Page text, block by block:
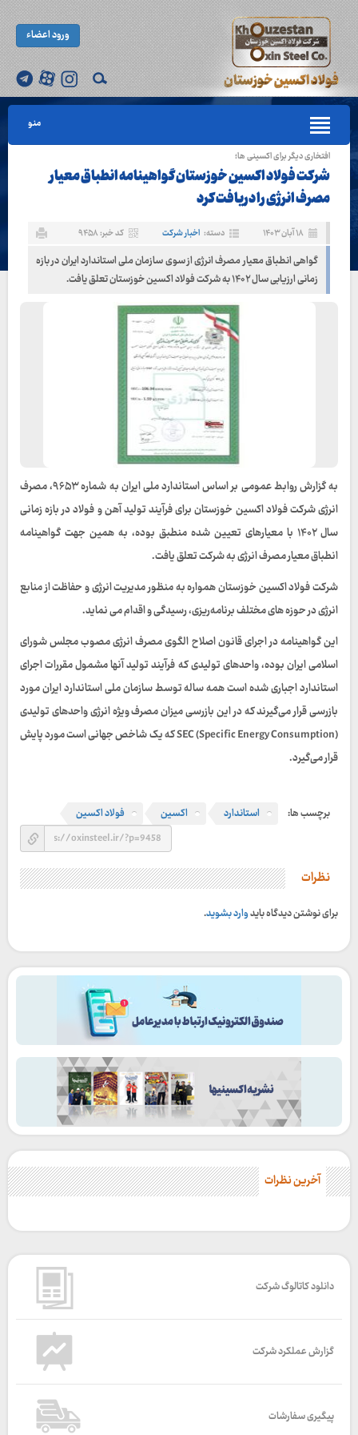
ورود اعضاء
منو
افتخاری دیگر برای اکسینی ها؛
شرکت فولاد اکسین خوزستان گواهینامه انطباق معیار
مصرف انرژی را دریافت کرد
۱۸ آبان ۱۴۰۳ دسته: اخبار شرکت کد خبر: ۹۴۵۸
گواهی انطباق معیار مصرف انرژی از سوی سازمان ملی استاندارد ایران در بازه
زمانی ارزیابی سال ۱۴۰۲ به شرکت فولاد اکسین خوزستان تعلق یافت.
به گزارش روابط عمومی بر اساس استاندارد ملی ایران به شماره ۹۶۵۳، مصرف
انرژی شرکت فولاد اکسین خوزستان برای فرآیند تولید آهن و فولاد در بازه زمانی
سال ۱۴۰۲ با معیارهای تعیین شده منطبق بوده، به همین جهت گواهینامه
انطباق معیار مصرف انرژی به شرکت تعلق یافت.
شرکت فولاد اکسین خوزستان همواره به منظور مدیریت انرژی و حفاظت از منابع
انرژی در حوزه های مختلف برنامه‌ریزی، رسیدگی و اقدام می نماید.
این گواهینامه در اجرای قانون اصلاح الگوی مصرف انرژی مصوب مجلس شورای
اسلامی ایران بوده، واحدهای تولیدی که فرآیند تولید آنها مشمول مقررات اجرای
استاندارد اجباری شده است همه ساله توسط سازمان ملی استاندارد ایران مورد
بازرسی قرار می‌گیرند که در این بازرسی میزان مصرف ویژه انرژی واحدهای تولیدی
SEC (Specific Energy Consumption) که یک شاخص جهانی است مورد پایش
قرار می‌گیرد.
برچسب ها: استاندارد اکسین فولاد اکسین
نظرات
برای نوشتن دیدگاه بایدوارد بشوید.
آخرین نظرات
دانلود کاتالوگ شرکت
گزارش عملکرد شرکت
پیگیری سفارشات